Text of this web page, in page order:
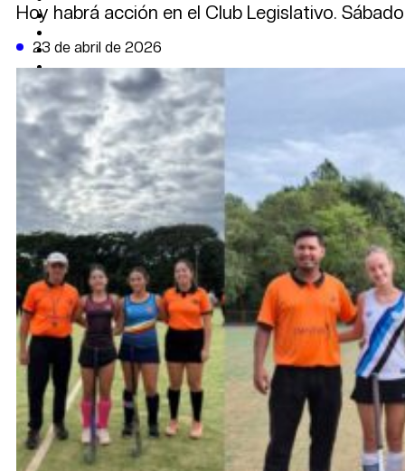
POLÍTICA
DATA FIRME
DE LA TRIBUNA TV
Hoy habrá acción en el Club Legislativo.
23 de abril de 2026